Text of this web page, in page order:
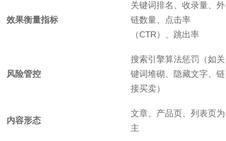
效果衡量指标
关键词排名、收录量、外
链数量、点击率
（CTR）、跳出率
风险管控
搜索引擎算法惩罚（如关
键词堆砌、隐藏文字、链
接买卖）
内容形态
文章、产品页、列表页为
主